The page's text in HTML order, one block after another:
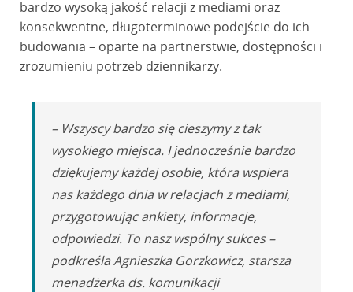
bardzo wysoką jakość relacji z mediami oraz
konsekwentne, długoterminowe podejście do ich
budowania – oparte na partnerstwie, dostępności i
zrozumieniu potrzeb dziennikarzy.
– Wszyscy bardzo się cieszymy z tak
wysokiego miejsca. I jednocześnie bardzo
dziękujemy każdej osobie, która wspiera
nas każdego dnia w relacjach z mediami,
przygotowując ankiety, informacje,
odpowiedzi. To nasz wspólny sukces –
podkreśla Agnieszka Gorzkowicz, starsza
menadżerka ds. komunikacji